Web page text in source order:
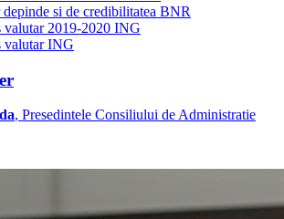
si de credibilitatea BNR
valutar 2019-2020 ING
valutar ING
, Presedintele Consiliului de Administratie